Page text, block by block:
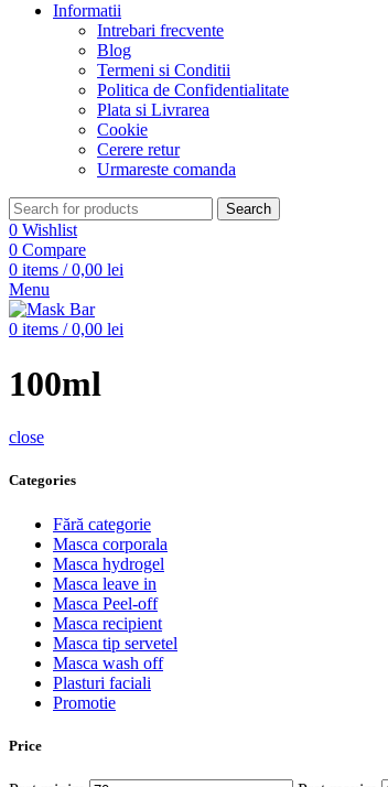
Informatii
Intrebari frecvente
Blog
Termeni si Conditii
Politica de Confidentialitate
Plata si Livrarea
Cookie
Cerere retur
Urmareste comanda
Search
0 Wishlist
0 Compare
0 items / 0,00 lei
Menu
0 items / 0,00 lei
100ml
close
Categories
Fără categorie
Masca corporala
Masca hydrogel
Masca leave in
Masca Peel-off
Masca recipient
Masca tip servetel
Masca wash off
Plasturi faciali
Promotie
Price